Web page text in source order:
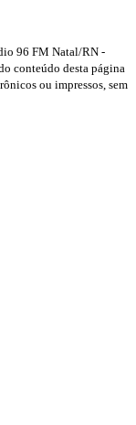
96 FM Natal/RN -
conteúdo desta página
ou impressos, sem